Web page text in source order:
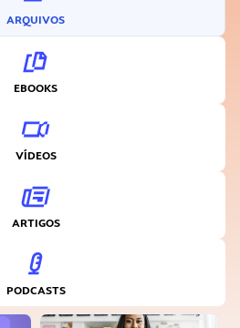
ARQUIVOS
EBOOKS
VÍDEOS
ARTIGOS
PODCASTS